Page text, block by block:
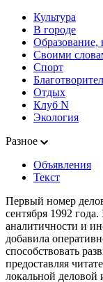
Культура
В городе
Образование,
Своими
Спорт
Отдых
Клуб N
Экология
Разное
Объявления
Текст
Первый номер
сентября 1992
аналитичности и
добавила
способствовать
предоставляя
локальной